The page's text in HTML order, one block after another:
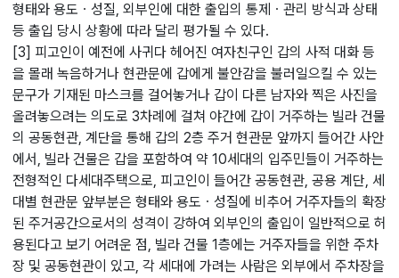
형태와 용도ㆍ성질, 외부인에 대한 출입의 통제ㆍ관리 방식과 상태
등 출입 당시 상황에 따라 달리 평가될 수 있다.
[3] 피고인이 예전에 사귀다 헤어진 여자친구인 갑의 사적 대화 등
을 몰래 녹음하거나 현관문에 갑에게 불안감을 불러일으킬 수 있는
문구가 기재된 마스크를 걸어놓거나 갑이 다른 남자와 찍은 사진을
올려놓으려는 의도로 3차례에 걸쳐 야간에 갑이 거주하는 빌라 건물
의 공동현관, 계단을 통해 갑의 2층 주거 현관문 앞까지 들어간 사안
에서, 빌라 건물은 갑을 포함하여 약 10세대의 입주민들이 거주하는
전형적인 다세대주택으로, 피고인이 들어간 공동현관, 공용 계단, 세
대별 현관문 앞부분은 형태와 용도ㆍ성질에 비추어 거주자들의 확장
된 주거공간으로서의 성격이 강하여 외부인의 출입이 일반적으로 허
용된다고 보기 어려운 점, 빌라 건물 1층에는 거주자들을 위한 주차
장 및 공동현관이 있고, 각 세대에 가려는 사람은 외부에서 주차장을